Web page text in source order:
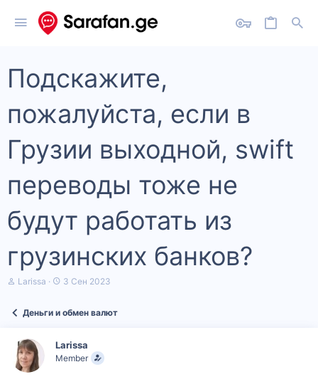
Подскажите,
пожалуйста, если в
Грузии выходной, swift
переводы тоже не
будут работать из
грузинских банков?
А
е
м
ы
Larissa
Д
а
ч
а
3 Сен 2023
Деньги и обмен валют
Larissa
Member